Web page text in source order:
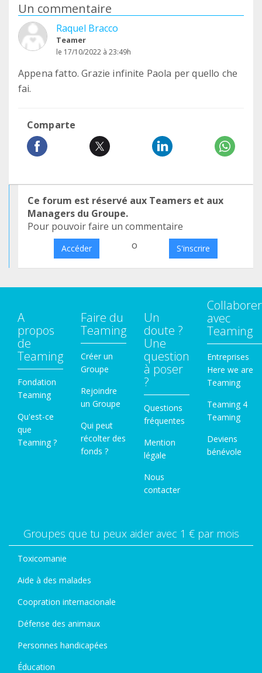
Un commentaire
Raquel Bracco
Teamer
le 17/10/2022 à 23:49h
Appena fatto. Grazie infinite Paola per quello che
fai.
Comparte
Ce forum est réservé aux Teamers et aux
Managers du Groupe.
Pour pouvoir faire un commentaire
Accéder o S'inscrire
A
propos
de
Teaming
Fondation
Teaming
Qu'est-ce
que
Teaming ?
Faire du
Teaming
Créer un
Groupe
Rejoindre
un Groupe
Qui peut
récolter des
fonds ?
Un
doute ?
Une
question
à poser
?
Questions
fréquentes
Mention
légale
Nous
contacter
Collaborer
avec
Teaming
Entreprises
Here we are
Teaming
Teaming 4
Teaming
Deviens
bénévole
Groupes que tu peux aider avec 1 € par mois
Toxicomanie
Aide à des malades
Coopration internacionale
Défense des animaux
Personnes handicapées
Éducation